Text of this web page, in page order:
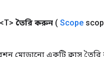
<T> তৈরি করুন ( Scope
মোড়ানো একটি ক্লাস তৈরি